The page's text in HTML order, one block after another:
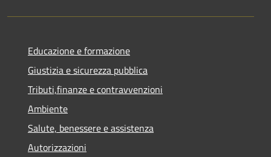
Educazione e formazione
Giustizia e sicurezza pubblica
Tributi,finanze e contravvenzioni
Ambiente
Salute, benessere e assistenza
Autorizzazioni